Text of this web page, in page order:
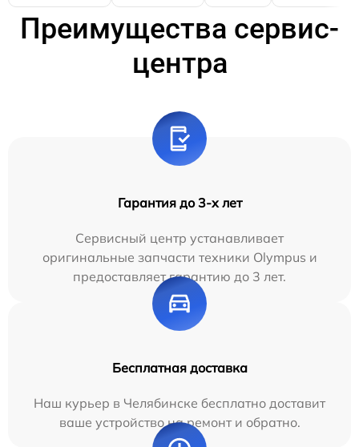
Преимущества сервис-
центра
Гарантия до 3-х лет
Сервисный центр устанавливает
оригинальные запчасти техники Olympus и
предоставляет гарантию до 3 лет.
Бесплатная доставка
Наш курьер в Челябинске бесплатно доставит
ваше устройство на ремонт и обратно.